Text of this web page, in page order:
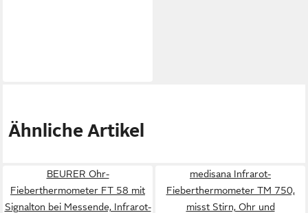
Ähnliche Artikel
BEURER Ohr-
Fieberthermometer FT 58 mit
Signalton bei Messende, Infrarot-
medisana Infrarot-
Fieberthermometer TM 750,
misst Stirn, Ohr und